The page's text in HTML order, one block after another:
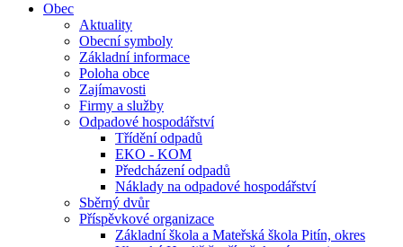
Obec
Aktuality
Obecní symboly
Základní informace
Poloha obce
Zajímavosti
Firmy a služby
Odpadové hospodářství
Třídění odpadů
EKO - KOM
Předcházení odpadů
Náklady na odpadové hospodářství
Sběrný dvůr
Příspěvkové organizace
Základní škola a Mateřská škola Pitín, okres